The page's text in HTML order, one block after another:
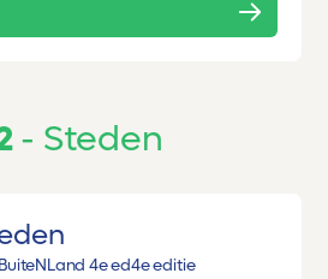
Steden
BuiteNLand 4e ed4e editie